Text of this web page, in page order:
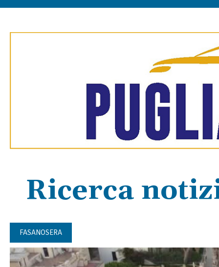
Ricerca
FASANOSERA